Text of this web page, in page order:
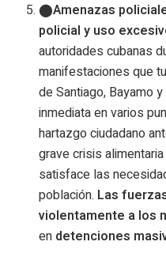
Amenazas
policial y uso
autoridades cubanas
manifestaciones que
de Santiago, Bayamo
inmediata en varios
hartazgo ciudadano
grave crisis
satisface las
población. Las
violentamente a los
en detenciones